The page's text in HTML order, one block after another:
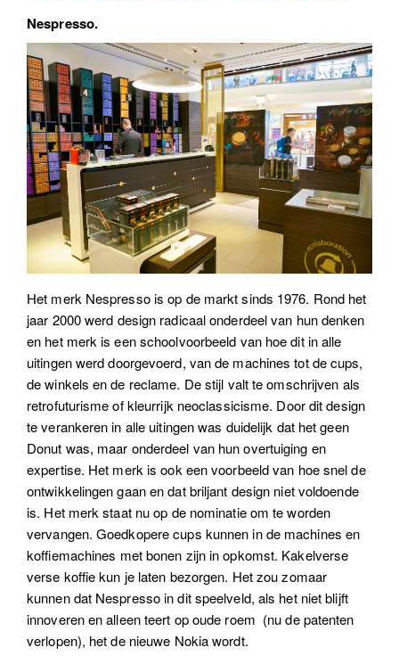
Nespresso.
Het merk Nespresso is op de markt sinds 1976. Rond het
jaar 2000 werd design radicaal onderdeel van hun denken
en het merk is een schoolvoorbeeld van hoe dit in alle
uitingen werd doorgevoerd, van de machines tot de cups,
de winkels en de reclame. De stijl valt te omschrijven als
retrofuturisme of kleurrijk neoclassicisme. Door dit design
te verankeren in alle uitingen was duidelijk dat het geen
Donut was, maar onderdeel van hun overtuiging en
expertise. Het merk is ook een voorbeeld van hoe snel de
ontwikkelingen gaan en dat briljant design niet voldoende
is. Het merk staat nu op de nominatie om te worden
vervangen. Goedkopere cups kunnen in de machines en
koffiemachines met bonen zijn in opkomst. Kakelverse
verse koffie kun je laten bezorgen. Het zou zomaar
kunnen dat Nespresso in dit speelveld, als het niet blijft
innoveren en alleen teert op oude roem (nu de patenten
verlopen), het de nieuwe Nokia wordt.